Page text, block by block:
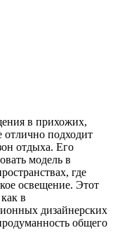
в прихожих,
отлично подходит
отдыха. Его
модель в
где
освещение. Этот
в
дизайнерских
общего